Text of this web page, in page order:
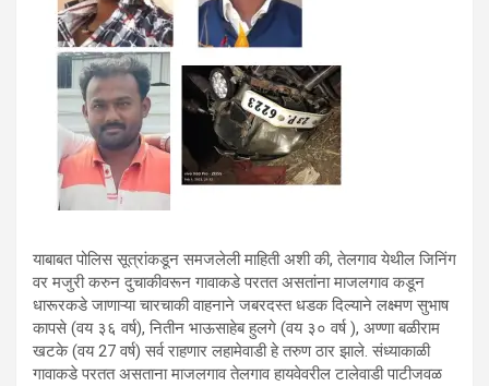
याबाबत पोलिस सूत्रांकडून समजलेली माहिती अशी की, तेलगाव येथील जिनिंग
वर मजुरी करुन दुचाकीवरून गावाकडे परतत असतांना माजलगाव कडून
धारूरकडे जाणाऱ्या चारचाकी वाहनाने जबरदस्त धडक दिल्याने लक्ष्मण सुभाष
कापसे (वय ३६ वर्ष), नितीन भाऊसाहेब हुलगे (वय ३० वर्ष ), अण्णा बळीराम
खटके (वय 27 वर्ष) सर्व राहणार लहामेवाडी हे तरुण ठार झाले. संध्याकाळी
गावाकडे परतत असताना माजलगाव तेलगाव हायवेवरील टालेवाडी पाटीजवळ